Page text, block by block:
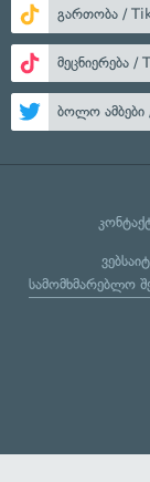
გართობა /
მეცნიერება /
ბოლო
სამომხმარებლო